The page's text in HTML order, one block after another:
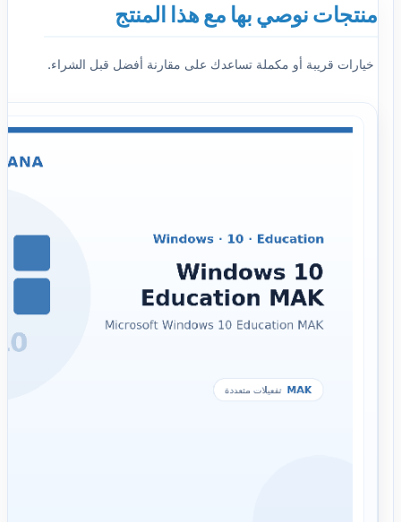
منتجات نوصي بها مع هذا المنتج
خيارات قريبة أو مكملة تساعدك على مقارنة أفضل قبل الشراء.